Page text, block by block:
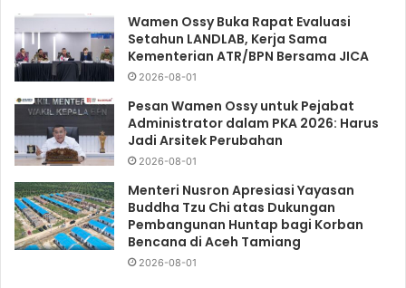
Wamen Ossy Buka Rapat Evaluasi
Setahun LANDLAB, Kerja Sama
Kementerian ATR/BPN Bersama JICA
2026-08-01
Pesan Wamen Ossy untuk Pejabat
Administrator dalam PKA 2026: Harus
Jadi Arsitek Perubahan
2026-08-01
Menteri Nusron Apresiasi Yayasan
Buddha Tzu Chi atas Dukungan
Pembangunan Huntap bagi Korban
Bencana di Aceh Tamiang
2026-08-01